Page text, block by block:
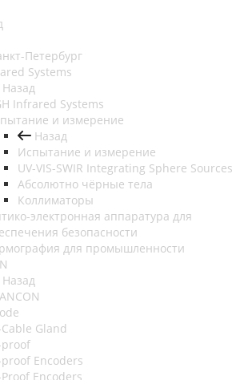
Петербург
Systems
Назад
Infrared Systems
и измерение
Назад
Испытание и измерение
UV-VIS-SWIR Integrating Sphere Sources
Абсолютно чёрные тела
Коллиматоры
электронная аппаратура для
безопасности
для промышленности
Назад
Cable Gland
proof
proof Encoders
Proof Encoders